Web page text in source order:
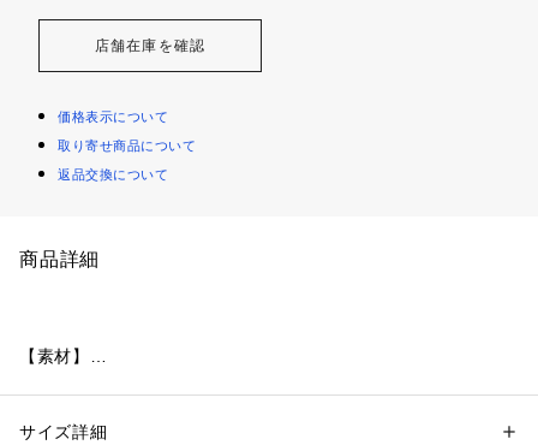
店舗在庫を確認
価格表示について
取り寄せ商品について
返品交換について
商品詳細
【素材】
上品でコンパクトな表面感と、美しいドレープ性に加え、スト
性別：レディース
サイズ詳細